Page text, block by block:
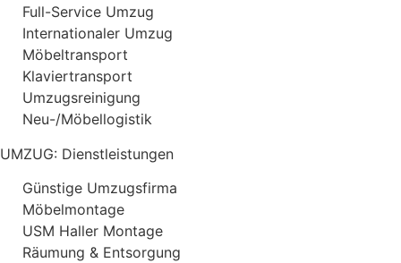
Full-Service Umzug
Internationaler Umzug
Möbeltransport
Klaviertransport
Umzugsreinigung
Neu-/Möbellogistik
UMZUG: Dienstleistungen
Günstige Umzugsfirma
Möbelmontage
USM Haller Montage
Räumung & Entsorgung